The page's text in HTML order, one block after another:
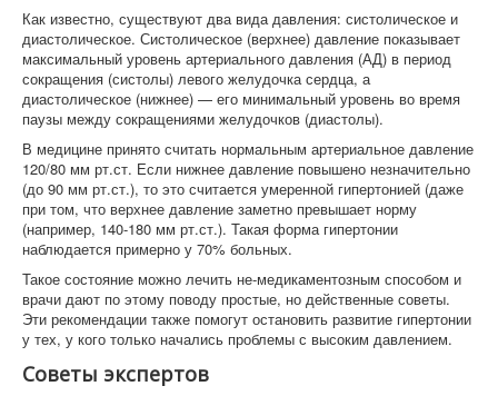
Как известно, существуют два вида давления: систолическое и
диастолическое. Систолическое (верхнее) давление показывает
максимальный уровень артериального давления (АД) в период
сокращения (систолы) левого желудочка сердца, а
диастолическое (нижнее) — его минимальный уровень во время
паузы между сокращениями желудочков (диастолы).
В медицине принято считать нормальным артериальное давление
120/80 мм рт.ст. Если нижнее давление повышено незначительно
(до 90 мм рт.ст.), то это считается умеренной гипертонией (даже
при том, что верхнее давление заметно превышает норму
(например, 140-180 мм рт.ст.). Такая форма гипертонии
наблюдается примерно у 70% больных.
Такое состояние можно лечить не-медикаментозным способом и
врачи дают по этому поводу простые, но действенные советы.
Эти рекомендации также помогут остановить развитие гипертонии
у тех, у кого только начались проблемы с высоким давлением.
Советы экспертов